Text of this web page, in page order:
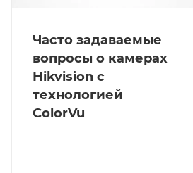
Часто задаваемые
вопросы о камерах
Hikvision с
технологией
ColorVu